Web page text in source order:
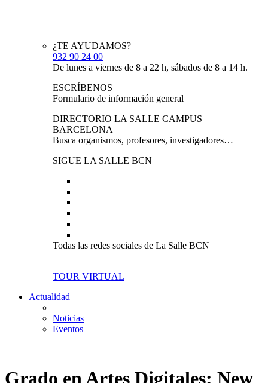
¿TE AYUDAMOS?
932 90 24 00
De lunes a viernes de 8 a 22 h, sábados de 8 a 14 h.
ESCRÍBENOS
Formulario de información general
DIRECTORIO LA SALLE CAMPUS
BARCELONA
Busca organismos, profesores, investigadores…
SIGUE LA SALLE BCN
Todas las redes sociales de La Salle BCN
TOUR VIRTUAL
Actualidad
Noticias
Eventos
Grado en Artes Digitales: New